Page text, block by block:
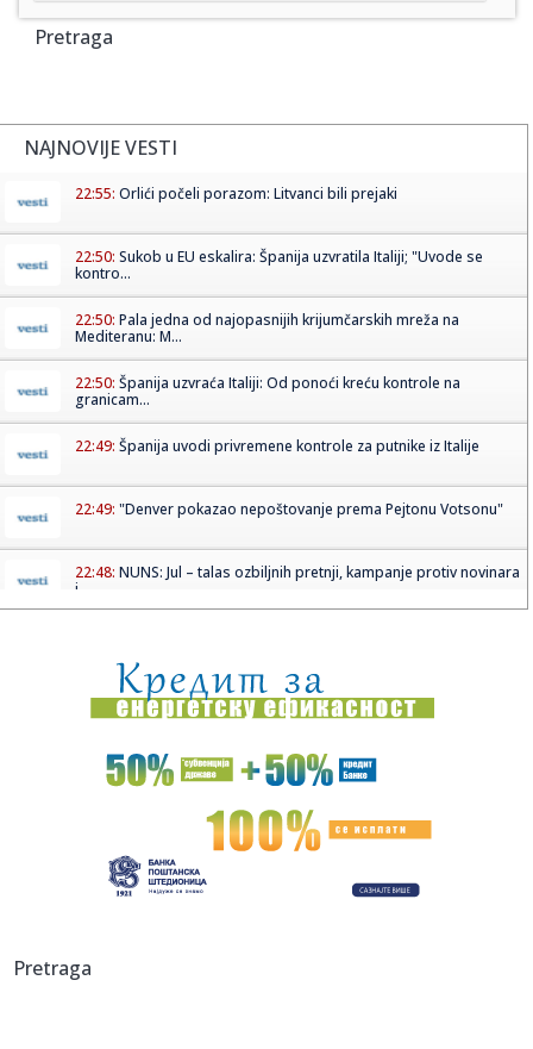
Pretraga
NAJNOVIJE VESTI
22:55: Orlići počeli porazom: Litvanci bili prejaki
22:50: Sukob u EU eskalira: Španija uzvratila Italiji; "Uvode se
kontro...
22:50: Pala jedna od najopasnijih krijumčarskih mreža na
Mediteranu: M...
22:50: Španija uzvraća Italiji: Od ponoći kreću kontrole na
granicam...
22:49: Španija uvodi privremene kontrole za putnike iz Italije
22:49: "Denver pokazao nepoštovanje prema Pejtonu Votsonu"
22:48: NUNS: Jul – talas ozbiljnih pretnji, kampanje protiv novinara
i...
22:45:Odbojkašice Srbije pobedile Rusiju u prijateljskom meču
22:40:Preokret naših odbojkašica: Uspešan test uoči Evropskog
prven...
Crveni alarm u Rumuniji: Snažna oluja napravila haos;
22:37:Grčke plaže pod lupom inspekcije: Vlasnici ležaljki strepe
savezni...
Pretraga